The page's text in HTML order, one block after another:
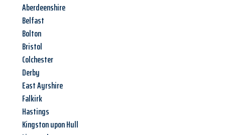
Aberdeenshire
Belfast
Bolton
Bristol
Colchester
Derby
East Ayrshire
Falkirk
Hastings
Kingston upon Hull